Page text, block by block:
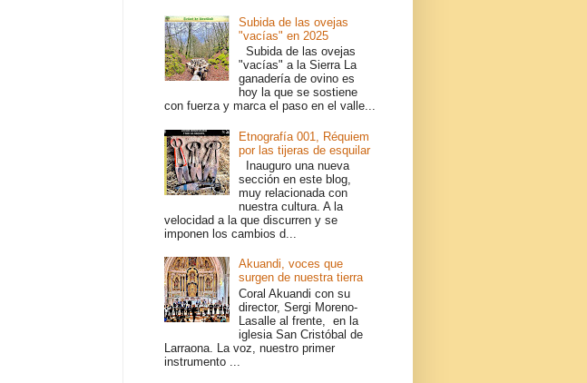
Subida de las ovejas
"vacías" en 2025
Subida de las ovejas
"vacías" a la Sierra La
ganadería de ovino es
hoy la que se sostiene
con fuerza y marca el paso en el valle...
Etnografía 001, Réquiem
por las tijeras de esquilar
Inauguro una nueva
sección en este blog,
muy relacionada con
nuestra cultura. A la
velocidad a la que discurren y se
imponen los cambios d...
Akuandi, voces que
surgen de nuestra tierra
Coral Akuandi con su
director, Sergi Moreno-
Lasalle al frente, en la
iglesia San Cristóbal de
Larraona. La voz, nuestro primer
instrumento ...